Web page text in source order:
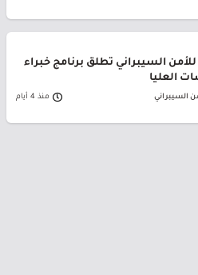
للأمن السيبراني تطلق برنامج خبراء
العليا
السيبراني منذ 4 أيام